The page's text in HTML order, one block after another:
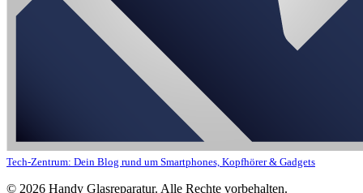
Tech-Zentrum: Dein Blog rund um Smartphones, Kopfhörer & Gadgets
© 2026 Handy Glasreparatur. Alle Rechte vorbehalten.